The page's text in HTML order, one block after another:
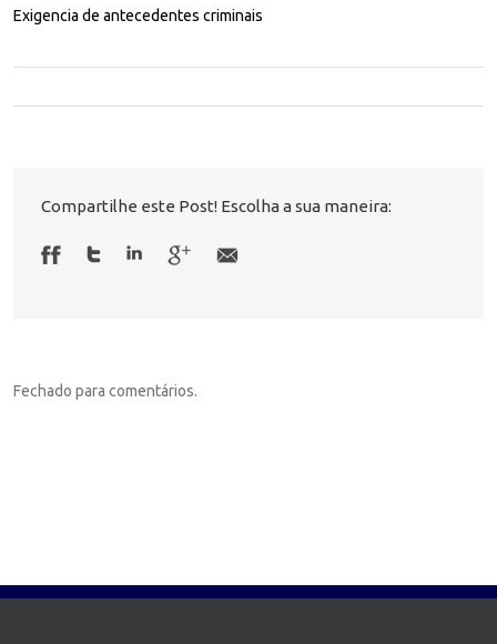
Exigencia de antecedentes criminais
Compartilhe este Post! Escolha a sua maneira:
Fechado para comentários.